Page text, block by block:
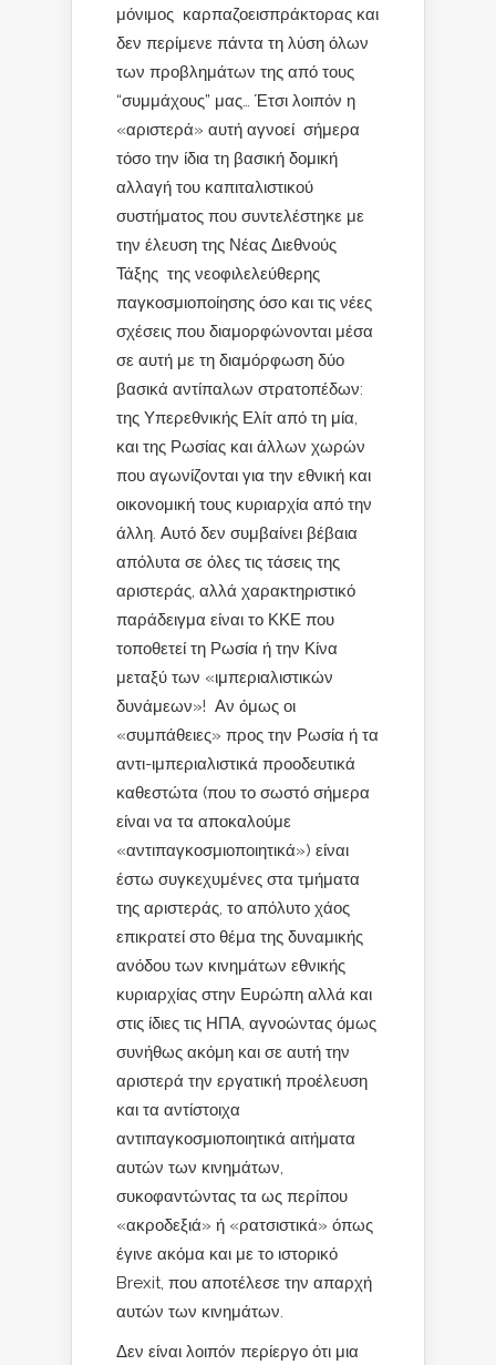
μόνιμος καρπαζοεισπράκτορας και
δεν περίμενε πάντα τη λύση όλων
των προβλημάτων της από τους
“συμμάχους” μας… Έτσι λοιπόν η
«αριστερά» αυτή αγνοεί σήμερα
τόσο την ίδια τη βασική δομική
αλλαγή του καπιταλιστικού
συστήματος που συντελέστηκε με
την έλευση της Νέας Διεθνούς
Τάξης της νεοφιλελεύθερης
παγκοσμιοποίησης όσο και τις νέες
σχέσεις που διαμορφώνονται μέσα
σε αυτή με τη διαμόρφωση δύο
βασικά αντίπαλων στρατοπέδων:
της Υπερεθνικής Ελίτ από τη μία,
και της Ρωσίας και άλλων χωρών
που αγωνίζονται για την εθνική και
οικονομική τους κυριαρχία από την
άλλη. Αυτό δεν συμβαίνει βέβαια
απόλυτα σε όλες τις τάσεις της
αριστεράς, αλλά χαρακτηριστικό
παράδειγμα είναι το ΚΚΕ που
τοποθετεί τη Ρωσία ή την Κίνα
μεταξύ των «ιμπεριαλιστικών
δυνάμεων»! Αν όμως οι
«συμπάθειες» προς την Ρωσία ή τα
αντι-ιμπεριαλιστικά προοδευτικά
καθεστώτα (που το σωστό σήμερα
είναι να τα αποκαλούμε
«αντιπαγκοσμιοποιητικά») είναι
έστω συγκεχυμένες στα τμήματα
της αριστεράς, το απόλυτο χάος
επικρατεί στο θέμα της δυναμικής
ανόδου των κινημάτων εθνικής
κυριαρχίας στην Ευρώπη αλλά και
στις ίδιες τις ΗΠΑ, αγνοώντας όμως
συνήθως ακόμη και σε αυτή την
αριστερά την εργατική προέλευση
και τα αντίστοιχα
αντιπαγκοσμιοποιητικά αιτήματα
αυτών των κινημάτων,
συκοφαντώντας τα ως περίπου
«ακροδεξιά» ή «ρατσιστικά» όπως
έγινε ακόμα και με το ιστορικό
Brexit, που αποτέλεσε την απαρχή
αυτών των κινημάτων.
Δεν είναι λοιπόν περίεργο ότι μια